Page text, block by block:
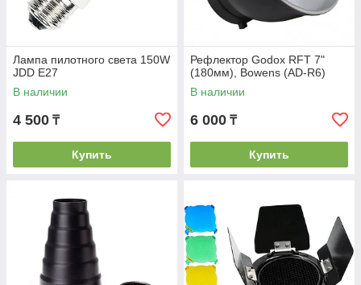
Лампа пилотного света 150W
JDD E27
В наличии
4 500 ₸
Купить
Рефлектор Godox RFT 7"
(180мм), Bowens (AD-R6)
В наличии
6 000 ₸
Купить